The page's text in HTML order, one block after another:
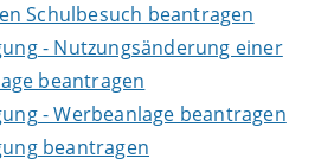
Schulbesuch beantragen
- Nutzungsänderung einer
beantragen
- Werbeanlage beantragen
beantragen